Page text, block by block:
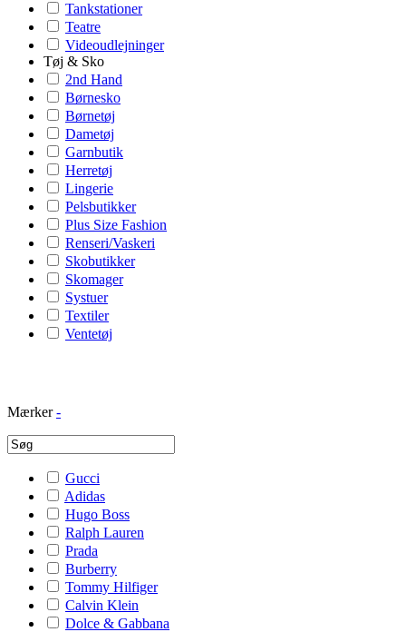
Tankstationer
Teatre
Videoudlejninger
Tøj & Sko
2nd Hand
Børnesko
Børnetøj
Dametøj
Garnbutik
Herretøj
Lingerie
Pelsbutikker
Plus Size Fashion
Renseri/Vaskeri
Skobutikker
Skomager
Systuer
Textiler
Ventetøj
Mærker -
Gucci
Adidas
Hugo Boss
Ralph Lauren
Prada
Burberry
Tommy Hilfiger
Calvin Klein
Dolce & Gabbana